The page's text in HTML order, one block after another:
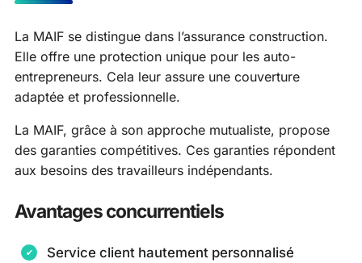
La MAIF se distingue dans l’assurance construction.
Elle offre une protection unique pour les auto-
entrepreneurs. Cela leur assure une couverture
adaptée et professionnelle.
La MAIF, grâce à son approche mutualiste, propose
des garanties compétitives. Ces garanties répondent
aux besoins des travailleurs indépendants.
Avantages concurrentiels
Service client hautement personnalisé